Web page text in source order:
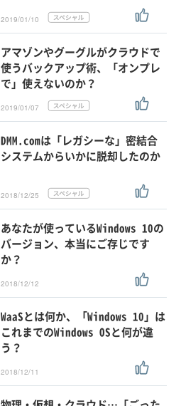
2019/01/10
アマゾンやグーグルがクラウドで
使うバックアップ術、「オンプレ
で」使えないのか？
2019/01/07
DMM.comは「レガシーな」密結合
システムからいかに脱却したのか
2018/12/25
あなたが使っているWindows 10の
バージョン、本当にご存じです
か？
2018/12/12
WaaSとは何か、「Windows 10」は
これまでのWindows OSと何が違
う？
2018/12/11